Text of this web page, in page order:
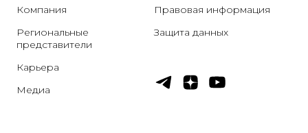
Компания
Региональные
представители
Карьера
Медиа
Правовая информация
Защита данных